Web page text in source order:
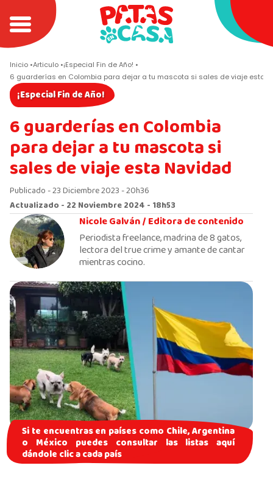
Inicio Articulo ¡Especial Fin de Año!
6 guarderías en Colombia para dejar a tu mascota si sales de viaje esta
¡Especial Fin de Año!
6 guarderías en Colombia
para dejar a tu mascota si
sales de viaje esta Navidad
Publicado - 23 Diciembre 2023 - 20h36
Actualizado - 22 Noviembre 2024 - 18h53
Nicole Galván /Editora de contenido
Periodista freelance, madrina de 8 gatos,
lectora del true crime y amante de cantar
mientras cocino.
Si te encuentras en países como Chile, Argentina
o México puedes consultar las listas aquí
dándole clic a cada país